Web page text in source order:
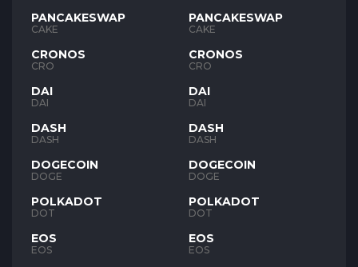
PANCAKESWAP
CAKE
CRONOS
CRO
DAI
DAI
DASH
DASH
DOGECOIN
DOGE
POLKADOT
DOT
EOS
EOS
PANCAKESWAP
CAKE
CRONOS
CRO
DAI
DAI
DASH
DASH
DOGECOIN
DOGE
POLKADOT
DOT
EOS
EOS